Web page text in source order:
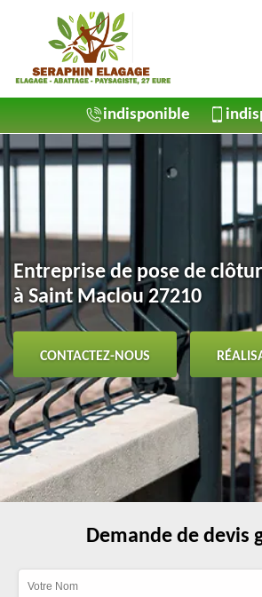
indisponible
Entreprise de pose de
à Saint Maclou 27210
CONTACTEZ-NOUS
Demande de devis